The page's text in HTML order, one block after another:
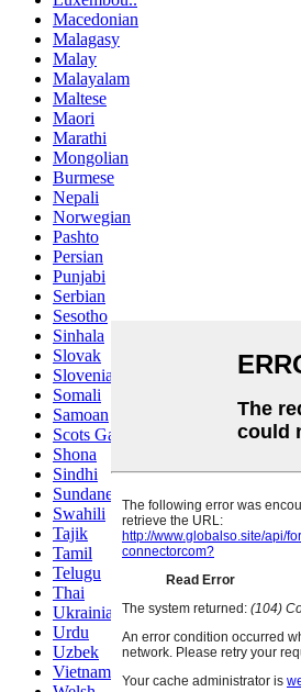
Macedonian
Malagasy
Malay
Malayalam
Maltese
Maori
Marathi
Mongolian
Burmese
Nepali
Norwegian
Pashto
Persian
Punjabi
Serbian
Sesotho
Sinhala
Slovak
Slovenian
Somali
Samoan
Scots Gaelic
Shona
Sindhi
Sundanese
Swahili
Tajik
Tamil
Telugu
Thai
Ukrainian
Urdu
Uzbek
Vietnamese